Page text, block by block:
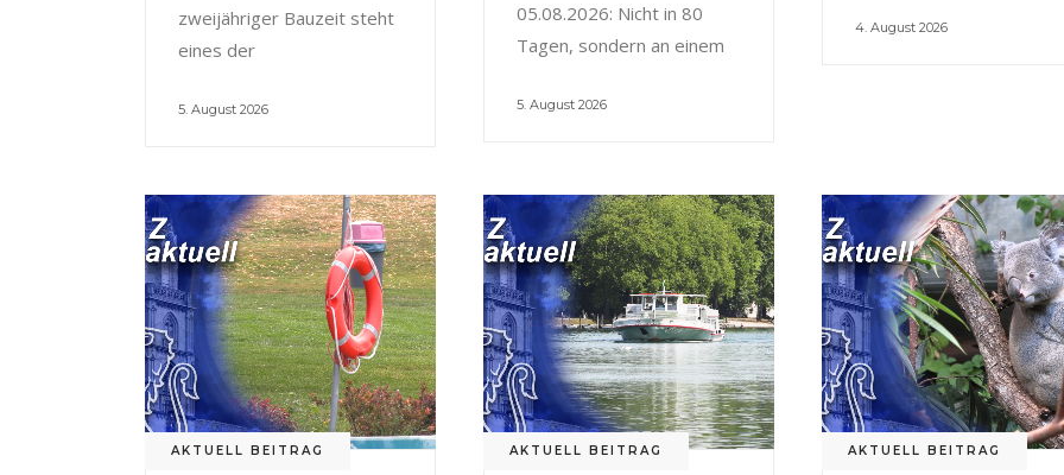
zweijähriger Bauzeit steht
eines der
5. August 2026
05.08.2026: Nicht in 80
Tagen, sondern an einem
5. August 2026
4. August 2026
AKTUELL BEITRAG AKTUELL BEITRAG AKTUELL BEITRAG